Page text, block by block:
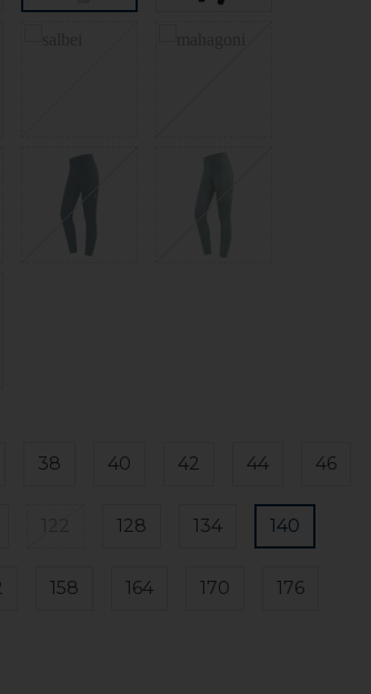
38 40 42 44 46
128 134 140
158 164 170 176